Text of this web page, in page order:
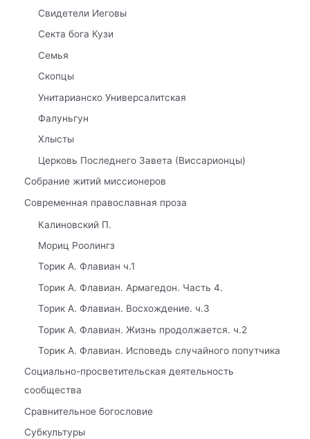
Свидетели Иеговы
Секта бога Кузи
Семья
Скопцы
Унитарианско Универсалитская
Фалуньгун
Хлысты
Церковь Последнего Завета (Виссарионцы)
Собрание житий миссионеров
Современная православная проза
Калиновский П.
Мориц Роолингз
Торик А. Флавиан ч.1
Торик А. Флавиан. Армагедон. Часть 4.
Торик А. Флавиан. Восхождение. ч.3
Торик А. Флавиан. Жизнь продолжается. ч.2
Торик А. Флавиан. Исповедь случайного попутчика
Социально-просветительская деятельность
сообщества
Сравнительное богословие
Субкультуры